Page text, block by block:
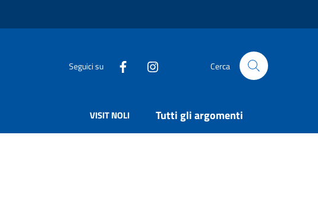
Seguici su Cerca
VISIT NOLI Tutti gli argomenti